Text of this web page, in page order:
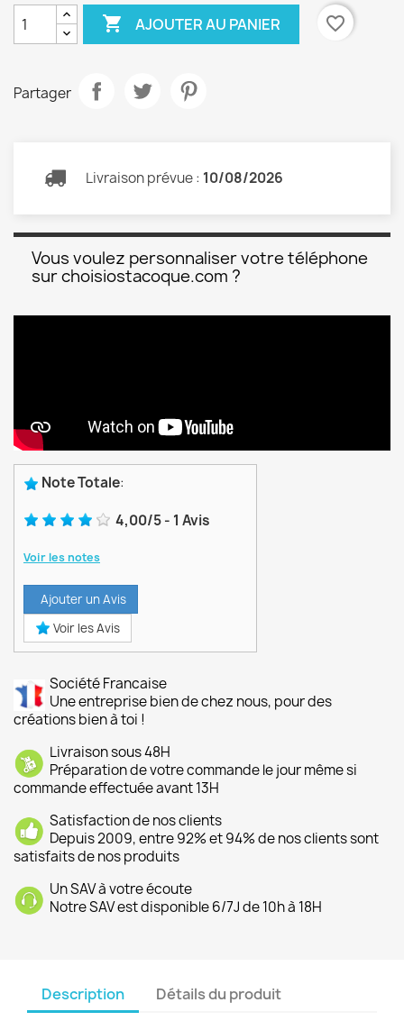
 AJOUTER AU PANIER favorite_border
Partager
Livraison prévue : 10/08/2026
Vous voulez personnaliser votre téléphone
sur choisiostacoque.com ?
Note Totale:
4,00/5- 1 Avis
Voir les notes
Ajouter un Avis
Voir les Avis
Société Francaise
Une entreprise bien de chez nous, pour des
créations bien à toi !
Livraison sous 48H
Préparation de votre commande le jour même si
commande effectuée avant 13H
Satisfaction de nos clients
Depuis 2009, entre 92% et 94% de nos clients sont
satisfaits de nos produits
Un SAV à votre écoute
Notre SAV est disponible 6/7J de 10h à 18H
Description Détails du produit